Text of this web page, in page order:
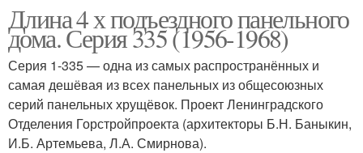
Длина 4 х подъездного панельного
дома. Серия 335 (1956-1968)
Серия 1-335 — одна из самых распространённых и
самая дешёвая из всех панельных из общесоюзных
серий панельных хрущёвок. Проект Ленинградского
Отделения Горстройпроекта (архитекторы Б.Н. Баныкин,
И.Б. Артемьева, Л.А. Смирнова).